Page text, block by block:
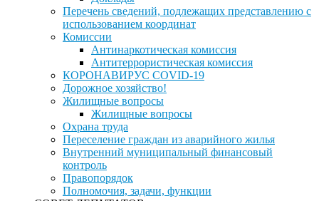
Перечень сведений, подлежащих представлению с
использованием координат
Комиссии
Антинаркотическая комиссия
Антитеррористическая комиссия
КОРОНАВИРУС COVID-19
Дорожное хозяйство!
Жилищные вопросы
Жилищные вопросы
Охрана труда
Переселение граждан из аварийного жилья
Внутренний муниципальный финансовый
контроль
Правопорядок
Полномочия, задачи, функции